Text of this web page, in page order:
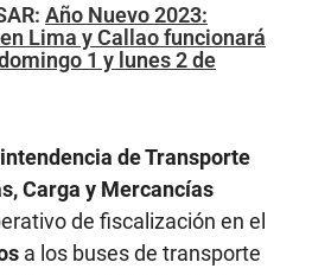
: Año Nuevo 2023:
Lima y Callao funcionará
1 y lunes 2 de
de Transporte
Carga y Mercancías
de fiscalización en el
a los buses de transporte